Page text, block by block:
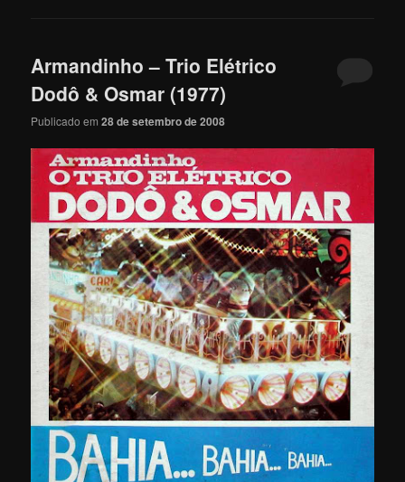
Armandinho – Trio Elétrico
Dodô & Osmar (1977)
Publicado em28 de setembro de 2008